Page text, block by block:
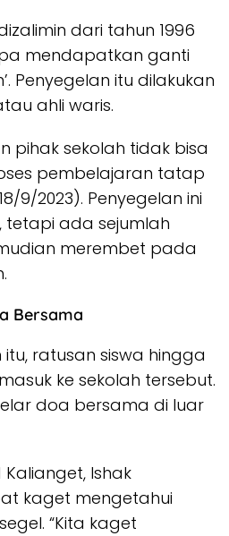
dari tahun 1996
mendapatkan ganti
Penyegelan itu dilakukan
ahli waris.
pihak sekolah tidak bisa
pembelajaran tatap
9/2023). Penyegelan ini
ada sejumlah
merembet pada
Bersama
ratusan siswa hingga
ke sekolah tersebut.
doa bersama di luar
Kalianget, Ishak
kaget mengetahui
“Kita kaget